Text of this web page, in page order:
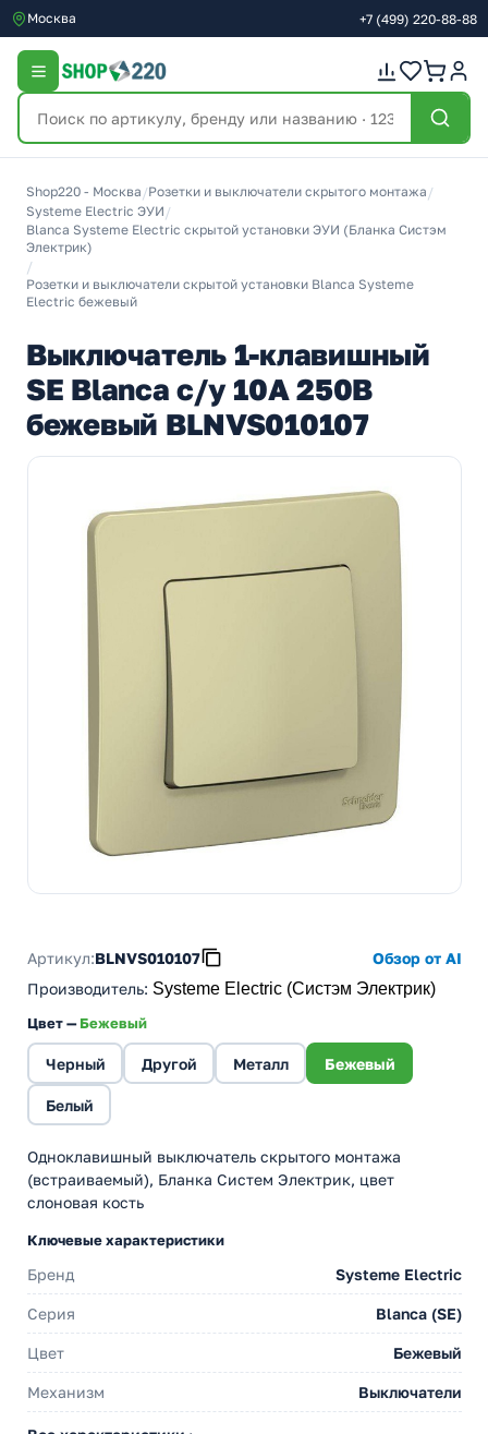
Москва +7 (499) 220-88-88
Shop220 - Москва /Розетки и выключатели скрытого монтажа /
Systeme Electric ЭУИ /
Blanca Systeme Electric скрытой установки ЭУИ (Бланка Систэм
Электрик)
/
Розетки и выключатели скрытой установки Blanca Systeme
Electric бежевый
Выключатель 1-клавишный
SE Blanca с/у 10A 250В
бежевый BLNVS010107
Артикул:BLNVS010107
Обзор от AI
Производитель: Systeme Electric (Систэм Электрик)
Цвет —Бежевый
Черный Другой Металл Бежевый
Белый
Одноклавишный выключатель скрытого монтажа
(встраиваемый), Бланка Систем Электрик, цвет
слоновая кость
Ключевые характеристики
Бренд Systeme Electric
Серия Blanca (SE)
Цвет Бежевый
Механизм Выключатели